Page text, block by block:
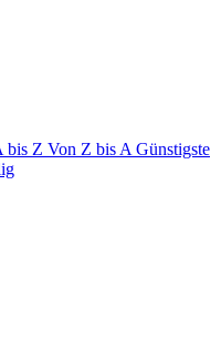
bis Z Von Z bis A Günstigste